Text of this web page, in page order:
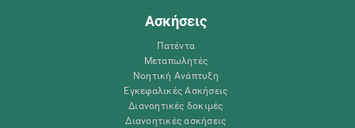
Ασκήσεις
Πατέντα
Μεταπωλητές
Νοητική Ανάπτυξη
Εγκεφαλικές Ασκήσεις
Διανοητικές δοκιμές
Διανοητικές ασκήσεις